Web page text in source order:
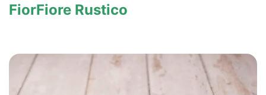
FiorFiore Rustico